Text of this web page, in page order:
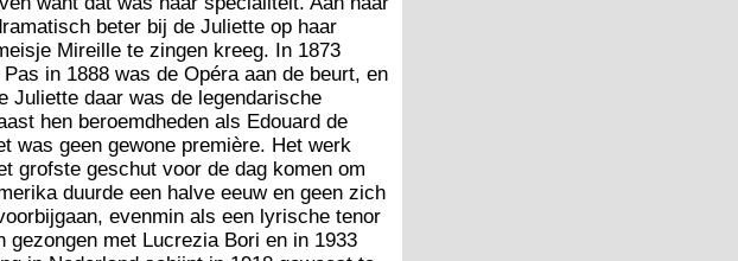
beter bij de Juliette op haar
Mireille te zingen kreeg. In 1873
in 1888 was de Opéra aan de beurt, en
Juliette daar was de legendarische
hen beroemdheden als Edouard de
was geen gewone première. Het werk
grofste geschut voor de dag komen om
duurde een halve eeuw en geen zich
evenmin als een lyrische tenor
met Lucrezia Bori en in 1933